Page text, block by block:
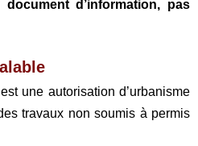
d’information, pas
une autorisation d’urbanisme
travaux non soumis à permis